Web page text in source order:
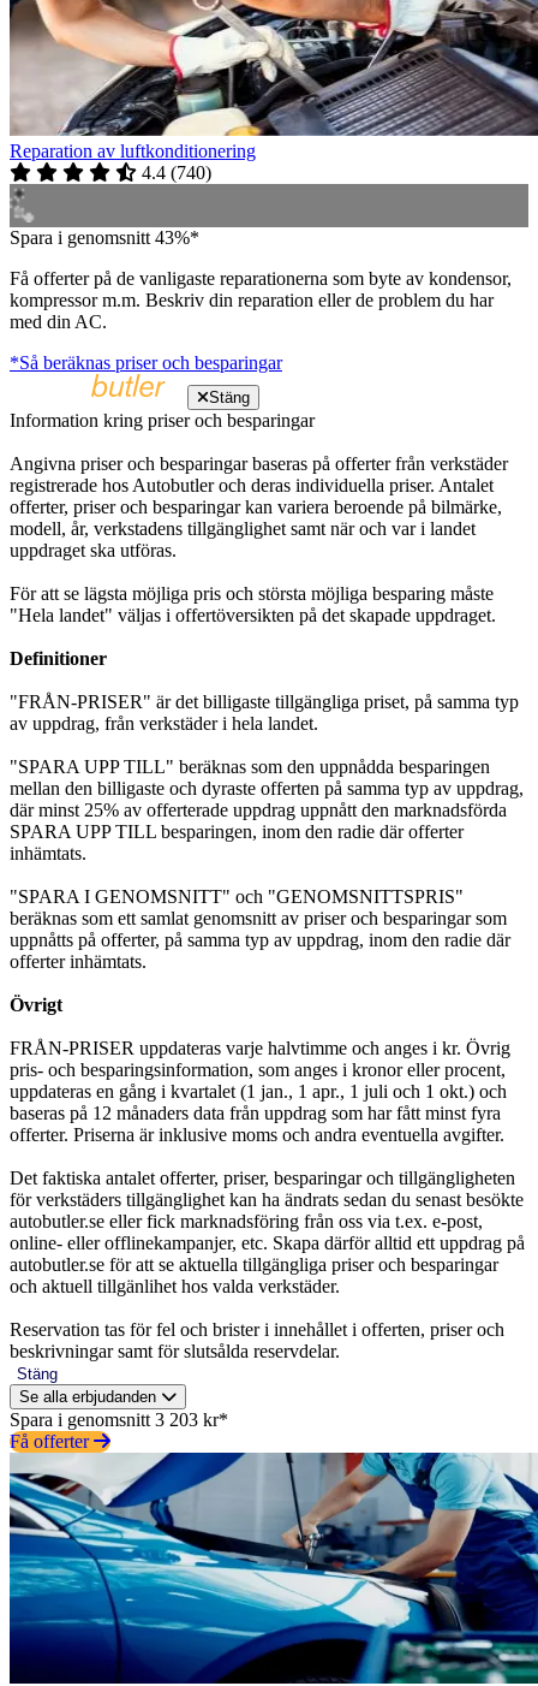
Reparation av luftkonditionering
4.4 (740)
Spara i genomsnitt 43%*
Få offerter på de vanligaste reparationerna som byte av kondensor,
kompressor m.m. Beskriv din reparation eller de problem du har
med din AC.
*Så beräknas priser och besparingar
Stäng
Information kring priser och besparingar
Angivna priser och besparingar baseras på offerter från verkstäder
registrerade hos Autobutler och deras individuella priser. Antalet
offerter, priser och besparingar kan variera beroende på bilmärke,
modell, år, verkstadens tillgänglighet samt när och var i landet
uppdraget ska utföras.
För att se lägsta möjliga pris och största möjliga besparing måste
"Hela landet" väljas i offertöversikten på det skapade uppdraget.
Definitioner
"FRÅN-PRISER" är det billigaste tillgängliga priset, på samma typ
av uppdrag, från verkstäder i hela landet.
"SPARA UPP TILL" beräknas som den uppnådda besparingen
mellan den billigaste och dyraste offerten på samma typ av uppdrag,
där minst 25% av offerterade uppdrag uppnått den marknadsförda
SPARA UPP TILL besparingen, inom den radie där offerter
inhämtats.
"SPARA I GENOMSNITT" och "GENOMSNITTSPRIS"
beräknas som ett samlat genomsnitt av priser och besparingar som
uppnåtts på offerter, på samma typ av uppdrag, inom den radie där
offerter inhämtats.
Övrigt
FRÅN-PRISER uppdateras varje halvtimme och anges i kr. Övrig
pris- och besparingsinformation, som anges i kronor eller procent,
uppdateras en gång i kvartalet (1 jan., 1 apr., 1 juli och 1 okt.) och
baseras på 12 månaders data från uppdrag som har fått minst fyra
offerter. Priserna är inklusive moms och andra eventuella avgifter.
Det faktiska antalet offerter, priser, besparingar och tillgängligheten
för verkstäders tillgänglighet kan ha ändrats sedan du senast besökte
autobutler.se eller fick marknadsföring från oss via t.ex. e-post,
online- eller offlinekampanjer, etc. Skapa därför alltid ett uppdrag på
autobutler.se för att se aktuella tillgängliga priser och besparingar
och aktuell tillgänlihet hos valda verkstäder.
Reservation tas för fel och brister i innehållet i offerten, priser och
beskrivningar samt för slutsålda reservdelar.
Stäng
Se alla erbjudanden
Spara i genomsnitt 3 203 kr*
Få offerter